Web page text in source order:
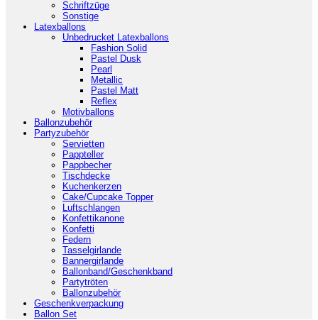
Schriftzüge
Sonstige
Latexballons
Unbedrucket Latexballons
Fashion Solid
Pastel Dusk
Pearl
Metallic
Pastel Matt
Reflex
Motivballons
Ballonzubehör
Partyzubehör
Servietten
Pappteller
Pappbecher
Tischdecke
Kuchenkerzen
Cake/Cupcake Topper
Luftschlangen
Konfettikanone
Konfetti
Federn
Tasselgirlande
Bannergirlande
Ballonband/Geschenkband
Partytröten
Ballonzubehör
Geschenkverpackung
Ballon Set